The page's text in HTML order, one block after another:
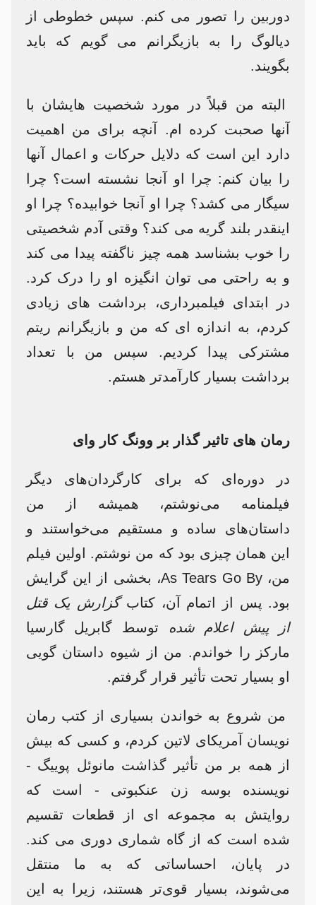
دوربین را تصور می کنم. سپس خطوطی از
دیالوگ را به بازیگرانم می گویم که باید
بگویند.
البته من قبلاً در مورد شخصیت هایشان با
آنها صحبت کرده ام. آنچه برای من اهمیت
دارد این است که دلایل حرکات و اعمال آنها
را بیان کنم: چرا او آنجا نشسته است؟ چرا
سیگار می کشد؟ چرا او آنجا خوابیده؟ چرا او
اینقدر بلند گریه می کند؟ وقتی آدم شخصیتی
را خوب بشناسد همه چیز ناگفته پیدا می کند
و به راحتی می توان انگیزه او را درک کرد.
در ابتدای فیلمبرداری، برداشت های زیادی
کردم، به اندازه ای که من و بازیگرانم ریتم
مشترکی پیدا کردیم. سپس من با تعداد
برداشت بسیار کارآمدتر هستم.
رمان های تاثیر گذار بر وونگ کار وای
در دوره‌ای که برای کارگردان‌های دیگر
فیلمنامه می‌نوشتم، همیشه از من
داستان‌های ساده و مستقیم می‌خواستند و
این همان چیزی بود که من نوشتم. اولین فیلم
من، As Tears Go By، بخشی از این گرایش
بود. پس از اتمام آن، کتابگزارش یک قتل
از پیش اعلام شده
توسط گابریل گارسیا
مارکز را خواندم. من از شیوه داستان گویی
او بسیار تحت تأثیر قرار گرفتم.
من شروع به خواندن بسیاری از کتب رمان
نویسان آمریکای لاتین کردم، و کسی که بیش
از همه بر من تأثیر گذاشت مانوئل پوییگ -
نویسنده بوسه زن عنکبوتی - است که
روایتش به مجموعه ای از قطعات تقسیم
شده است که از گاه شماری دوری می کند.
در پایان، احساساتی که به ما منتقل
می‌شوند، بسیار قوی‌تر هستند، زیرا به این